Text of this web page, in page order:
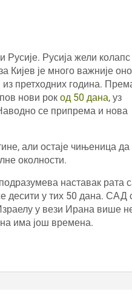
Русије. Русија жели колапс
Кијев је много важније оно
претходних година.
нови рок од 50 дана, уз
се припрема и нова
али остаје чињеница да
околности.
наставак рата
десити у тих 50 дана. САД
у вези Ирана више
има још времена.